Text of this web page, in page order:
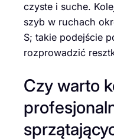
czyste i suche.
szyb w ruchach
S; takie podejście
rozprowadzić
Czy warto